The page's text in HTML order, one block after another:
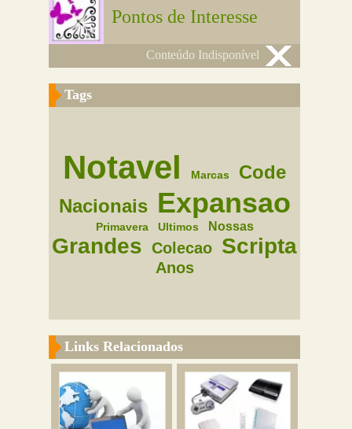
Pontos de Interesse
Conteúdo Indisponível
Tags
Notavel Marcas
Code
Nacionais Expansao
Primavera Ultimos Nossas
Grandes Colecao Scripta
Anos
Links Relacionados